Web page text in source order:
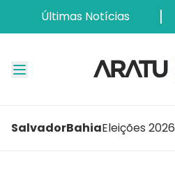
Últimas Notícias
SalvadorBahiaEleições 2026